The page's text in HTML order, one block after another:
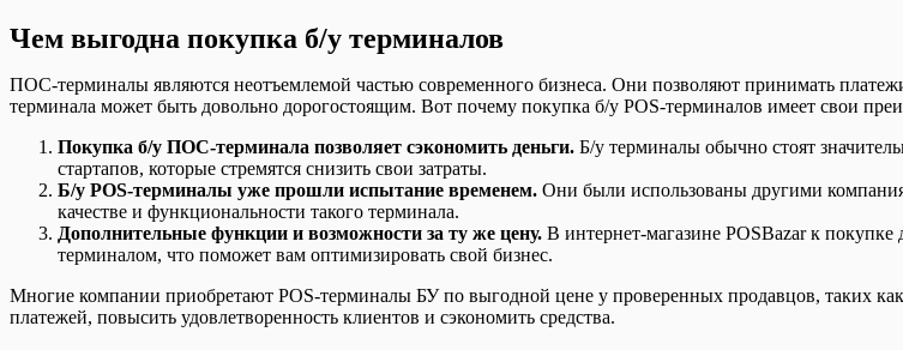
Чем выгодна покупка б/у терминалов
ПОС-терминалы являются неотъемлемой частью современного бизнеса. Они позволяют принимать
терминала может быть довольно дорогостоящим. Вот почему покупка б/у POS-терминалов имеет свои
Покупка б/у ПОС-терминала позволяет сэкономить деньги. Б/у терминалы обычно стоят
стартапов, которые стремятся снизить свои затраты.
Б/у POS-терминалы уже прошли испытание временем. Они были использованы другими
качестве и функциональности такого терминала.
Дополнительные функции и возможности за ту же цену. В интернет-магазине POSBazar к
терминалом, что поможет вам оптимизировать свой бизнес.
Многие компании приобретают POS-терминалы БУ по выгодной цене у проверенных продавцов, таких
платежей, повысить удовлетворенность клиентов и сэкономить средства.